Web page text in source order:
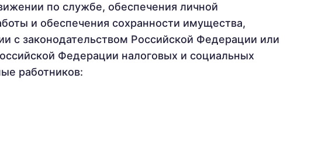
по службе, обеспечения личной
и обеспечения сохранности имущества,
с законодательством Российской Федерации или
Федерации налоговых и социальных
работников: